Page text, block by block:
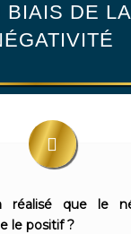
BIAIS DE LA
réalisé que le
le positif ?